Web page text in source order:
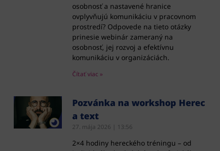
osobnosť a nastavené hranice
ovplyvňujú komunikáciu v pracovnom
prostredí? Odpovede na tieto otázky
prinesie webinár zameraný na
osobnosť, jej rozvoj a efektívnu
komunikáciu v organizáciách.
Čítať viac »
Pozvánka na workshop Herec
a text
27. mája 2026 13:56
2×4 hodiny hereckého tréningu – od